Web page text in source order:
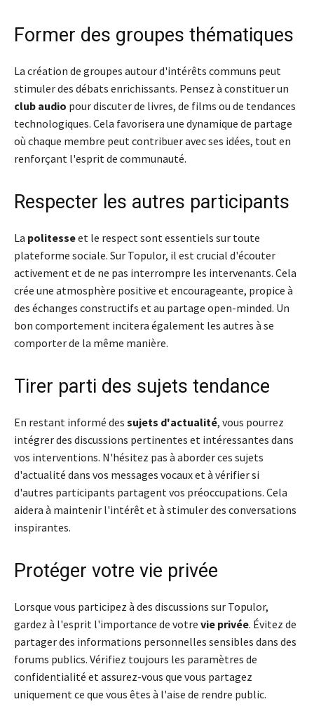
Former des groupes thématiques
La création de groupes autour d'intérêts communs peut
stimuler des débats enrichissants. Pensez à constituer un
club audio pour discuter de livres, de films ou de tendances
technologiques. Cela favorisera une dynamique de partage
où chaque membre peut contribuer avec ses idées, tout en
renforçant l'esprit de communauté.
Respecter les autres participants
La politesseet le respect sont essentiels sur toute
plateforme sociale. Sur Topulor, il est crucial d'écouter
activement et de ne pas interrompre les intervenants. Cela
crée une atmosphère positive et encourageante, propice à
des échanges constructifs et au partage open-minded. Un
bon comportement incitera également les autres à se
comporter de la même manière.
Tirer parti des sujets tendance
En restant informé des sujets d'actualité, vous pourrez
intégrer des discussions pertinentes et intéressantes dans
vos interventions. N'hésitez pas à aborder ces sujets
d'actualité dans vos messages vocaux et à vérifier si
d'autres participants partagent vos préoccupations. Cela
aidera à maintenir l'intérêt et à stimuler des conversations
inspirantes.
Protéger votre vie privée
Lorsque vous participez à des discussions sur Topulor,
gardez à l'esprit l'importance de votre vie privée. Évitez de
partager des informations personnelles sensibles dans des
forums publics. Vérifiez toujours les paramètres de
confidentialité et assurez-vous que vous partagez
uniquement ce que vous êtes à l'aise de rendre public.